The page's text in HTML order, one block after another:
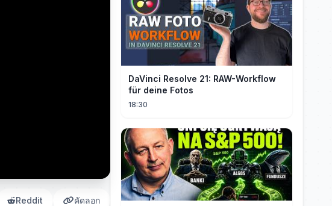
Reddit คัดลอก
DaVinci Resolve 21: RAW-Workflow
für deine Fotos
18:30